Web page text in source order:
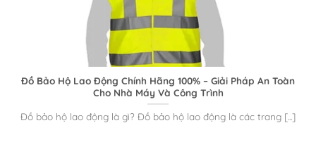
Đồ Bảo Hộ Lao Động Chính Hãng 100% – Giải Pháp An Toàn
Cho Nhà Máy Và Công Trình
Đồ bảo hộ lao động là gì? Đồ bảo hộ lao động là các trang [...]